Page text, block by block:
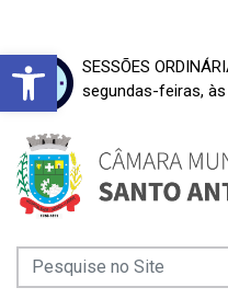
Barra de
SESSÕES
segundas-feiras,